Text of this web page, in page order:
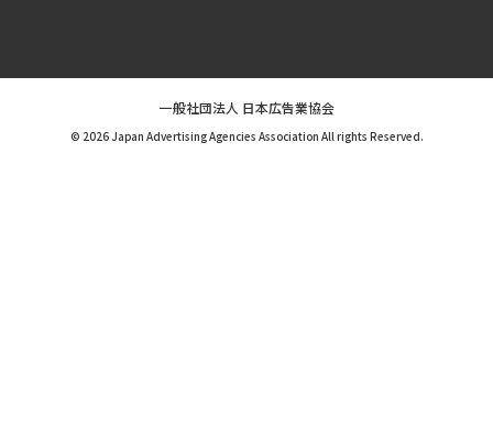
一般社団法人 日本広告業協会
© 2026 Japan Advertising Agencies Association All rights Reserved.